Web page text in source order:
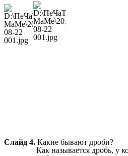
Слайд 4. Какие бывают дроби?
Как называется дробь, у